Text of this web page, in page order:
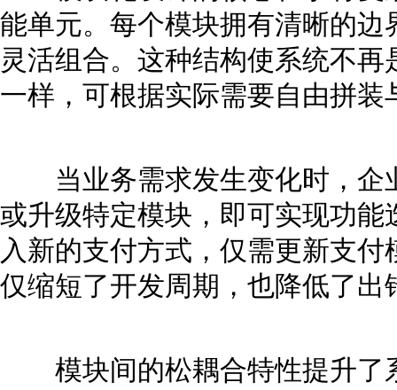
能单元。每个模块拥有清晰的
灵活组合。这种结构使系统不
一样，可根据实际需要自由拼装
当业务需求发生变化时，企
或升级特定模块，即可实现功
入新的支付方式，仅需更新支
仅缩短了开发周期，也降低了出
模块间的松耦合特性提升了